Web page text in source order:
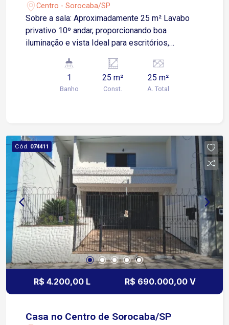
Centro - Sorocaba/SP
Sobre a sala: Aproximadamente 25 m² Lavabo
privativo 10º andar, proporcionando boa
iluminação e vista Ideal para escritórios,
buscam um espaço funcional em localização
privilegiada. Excelente oportunidade para quem
busca visibilidade, praticidade e localização
grande fluxo de pedestres e veículos. Agende
sua visita e venha conhecer!
1
Banho
25 m²
Const.
25 m²
A. Total
Cód. 074411
R$ 4.200,00 L R$ 690.000,00 V
Casa no Centro de Sorocaba/SP